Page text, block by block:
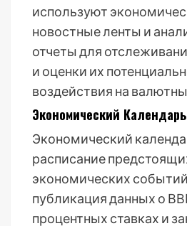
используют
новостные ленты и
отчеты для
и оценки их
воздействия на
Экономический Календарь
Экономический
расписание
экономических
публикация данных о
процентных ставках и